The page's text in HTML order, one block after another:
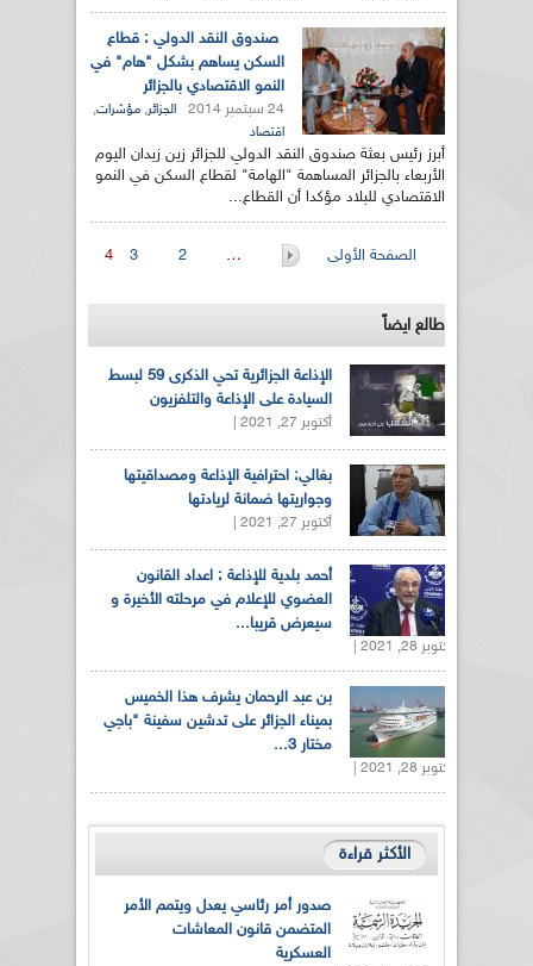
صندوق النقد الدولي : قطاع
السكن يساهم بشكل "هام" في
النمو الاقتصادي بالجزائر
24 سبتمبر 2014 الجزائر, مؤشرات,
اقتصاد
أبرز رئيس بعثة صندوق النقد الدولي للجزائر زين زيدان اليوم
الأربعاء بالجزائر المساهمة "الهامة" لقطاع السكن في النمو
الاقتصادي للبلاد مؤكدا أن القطاع...
الصفحات
الصفحة الأولى …
2
3
4
طالع ايضاً
الإذاعة الجزائرية تحي الذكرى 59 لبسط
السيادة على الإذاعة والتلفزيون
أكتوبر 27, 2021 |
بغالي: احترافية الإذاعة ومصداقيتها
وجواريتها ضمانة لريادتها
أكتوبر 27, 2021 |
أحمد بلدية للإذاعة : اعداد القانون
العضوي للإعلام في مرحلته الأخيرة و
سيعرض قريبا...
أكتوبر 28, 2021 |
بن عبد الرحمان يشرف هذا الخميس
بميناء الجزائر على تدشين سفينة "باجي
مختار 3...
أكتوبر 28, 2021 |
الأكثر قراءة
صدور أمر رئاسي يعدل ويتمم الأمر
المتضمن قانون المعاشات
العسكرية